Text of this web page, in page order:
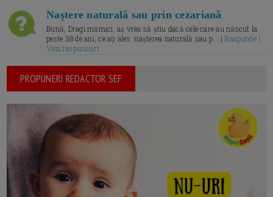
Naștere naturală sau prin cezariană
Bună, Dragi mămici, aș vrea să știu dacă cele care au născut la
peste 38 de ani, ce ați ales: nașterea naturală sau p... |Raspunde |
Vezi raspunsuri
PROPUNERI REDACTOR SEF